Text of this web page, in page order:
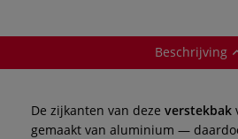
Beschrijving
De zijkanten van deze verstekbak
gemaakt van aluminium —